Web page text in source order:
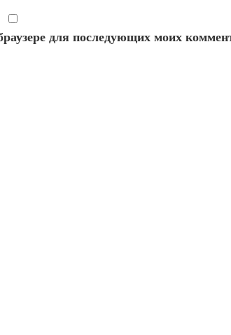
для последующих моих